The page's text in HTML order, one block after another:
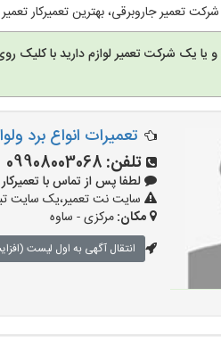
تعمیر جاروبرقی، بهترین تعمیرکار
یا یک شرکت تعمیر لوازم دارید با کلیک
تعمیرات انواع برد
تلفن: 09908003068
لطفا پس از تماس با تعمیرکار
سایت نت تعمیر،یک سایت
مکان:مرکزی - ساوه
انتقال آگهی به اول لیست